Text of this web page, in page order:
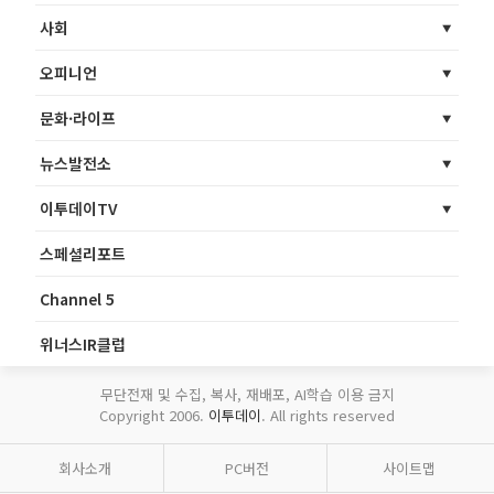
사회
오피니언
문화·라이프
뉴스발전소
이투데이TV
스페셜리포트
Channel 5
위너스IR클럽
무단전재 및 수집, 복사, 재배포, AI학습 이용 금지
Copyright 2006. 이투데이. All rights reserved
회사소개 PC버전 사이트맵